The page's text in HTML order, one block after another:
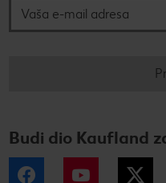
Budi dio Kaufland
Facebook YouTube